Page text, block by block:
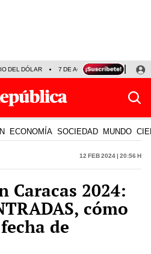
DEL DÓLAR 7 DE AGOSTO OLLANTA
ECONOMÍA SOCIEDAD MUNDO
12 Feb 2024 | 20:56 h
Caracas 2024:
cómo
de